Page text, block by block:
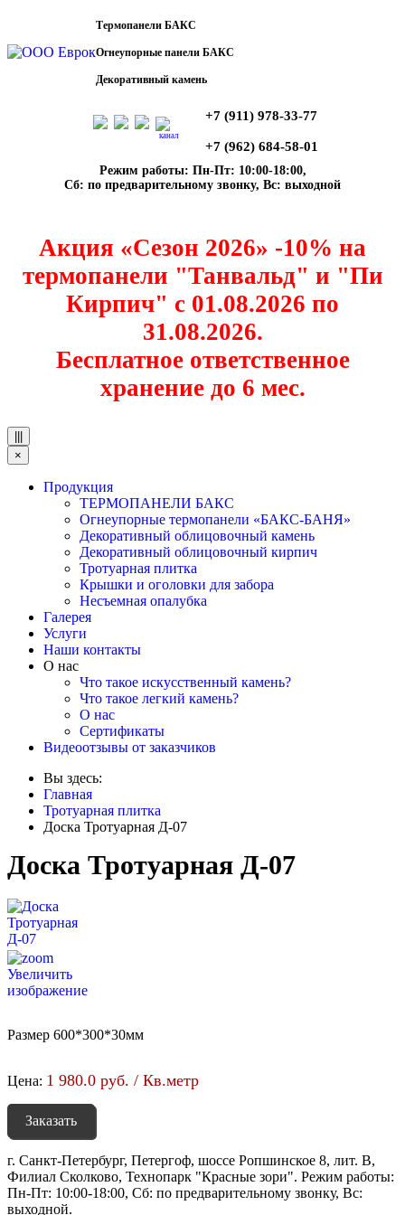
Термопанели БАКС
Огнеупорные панели БАКС
Декоративный камень
канал
+7 (911) 978-33-77
+7 (962) 684-58-01
Режим работы: Пн-Пт: 10:00-18:00,
Сб: по предварительному звонку, Вс: выходной
Акция «Сезон 2026» -10% на
термопанели "Танвальд" и "Пи
Кирпич" с 01.08.2026 по
31.08.2026.
Бесплатное ответственное
хранение до 6 мес.
×
Продукция
ТЕРМОПАНЕЛИ БАКС
Огнеупорные термопанели «БАКС-БАНЯ»
Декоративный облицовочный камень
Декоративный облицовочный кирпич
Тротуарная плитка
Крышки и оголовки для забора
Несъемная опалубка
Галерея
Услуги
Наши контакты
О нас
Что такое искусственный камень?
Что такое легкий камень?
О нас
Сертификаты
Видеоотзывы от заказчиков
Вы здесь:
Главная
Тротуарная плитка
Доска Тротуарная Д-07
Доска Тротуарная Д-07
Увеличить
изображение
Размер 600*300*30мм
Цена: 1 980.0 руб. / Кв.метр
Заказать
г. Санкт-Петербург, Петергоф, шоссе Ропшинское 8, лит. В,
Филиал Сколково, Технопарк "Красные зори". Режим работы:
Пн-Пт: 10:00-18:00, Сб: по предварительному звонку, Вс:
выходной.